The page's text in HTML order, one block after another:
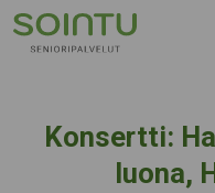
Hyppää sisältöön
Konsertti:
luona,